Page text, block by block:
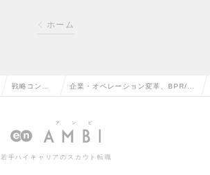
ホーム
戦略コンサ
転職
企業・オペレーション変革、BPR/B
情報
若手ハイキャリアのスカウト転職